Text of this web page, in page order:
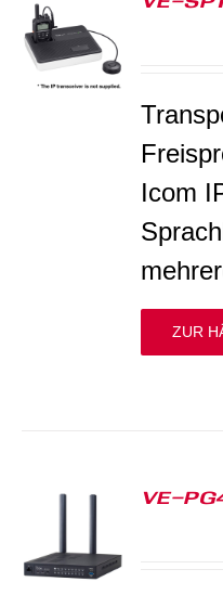
Icom
ZUR
VE-